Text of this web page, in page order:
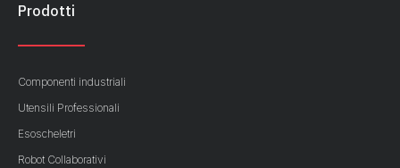
Prodotti
Componenti industriali
Utensili Professionali
Esoscheletri
Robot Collaborativi